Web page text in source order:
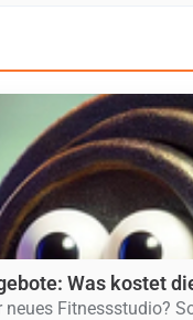
Was kostet
Fitnessstudio?